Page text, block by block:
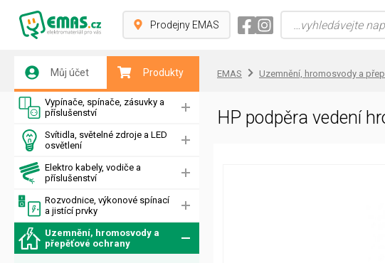
Prodejny EMAS
Můj účet Produkty
Vypínače, spínače, zásuvky a
příslušenství
Svítidla, světelné zdroje a LED
osvětlení
Elektro kabely, vodiče a
příslušenství
Rozvodnice, výkonové spínací
a jistící prvky
Uzemnění, hromosvody a
přepěťové ochrany
EMAS Uzemnění, hromosvody a
HP podpěra vedení